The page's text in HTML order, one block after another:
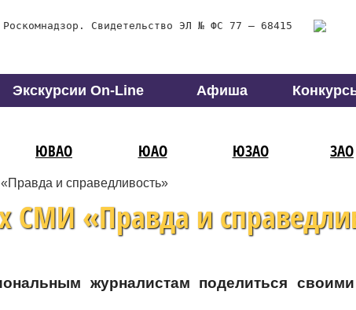
Роскомнадзор. Свидетельство ЭЛ № ФС 77 – 68415
Экскурсии On-Line Афиша
ЮВАО ЮАО ЮЗАО ЗАО
и справедливость»
«Правда и
журналистам поделиться